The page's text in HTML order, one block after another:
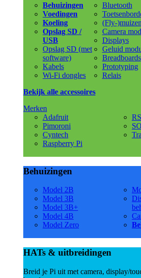
Behuizingen
Voedingen
Koeling
Opslag SD /
USB
Opslag SD (met
software)
Kabels
Wi-Fi dongles
Bluetooth
(Fly-)muizen
Camera
Displays
Geluid
Breadboards
Prototyping
Relais
Bekijk alle accessoires
Merken
Adafruit
Pimoroni
Cyntech
Raspberry Pi
RS
Behuizingen
Model 2B
Model 3B
Model 3B+
Model 4B
Model Zero
HATs & uitbreidingen
Breid je Pi uit met camera, display/